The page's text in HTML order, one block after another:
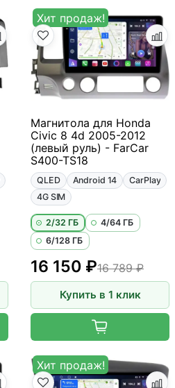
Хит продаж!
Магнитола для Honda
Civic 8 4d 2005-2012
(левый руль) - FarCar
S400-TS18
QLED Android 14
CarPlay
4G SIM
2/32 ГБ
4/64 ГБ
6/128 ГБ
16 150 ₽16 789 ₽
Купить в 1 клик
Хит продаж!